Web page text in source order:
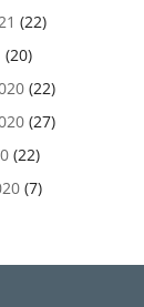
(22)
(20)
(22)
(27)
(22)
(7)